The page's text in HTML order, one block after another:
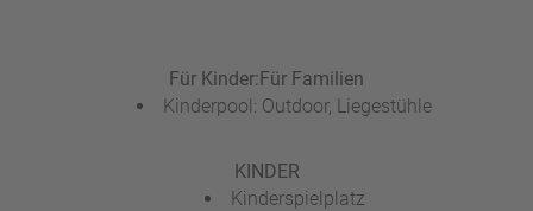
Für Kinder:Für Familien
Kinderpool: Outdoor, Liegestühle
KINDER
Kinderspielplatz